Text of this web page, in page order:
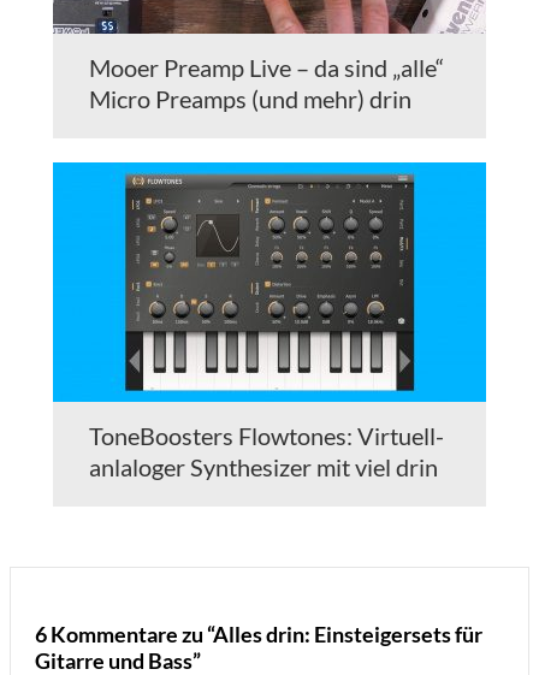
Mooer Preamp Live – da sind „alle“
Micro Preamps (und mehr) drin
ToneBoosters Flowtones: Virtuell-
anlaloger Synthesizer mit viel drin
6 Kommentare zu “Alles drin: Einsteigersets für
Gitarre und Bass”